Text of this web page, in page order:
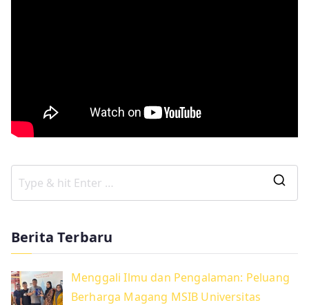
Berita Terbaru
Menggali Ilmu dan Pengalaman: Peluang
Berharga Magang MSIB Universitas